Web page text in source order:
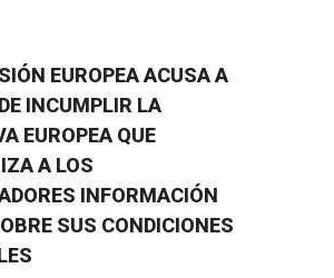
EUROPEA ACUSA A
INCUMPLIR LA
EUROPEA QUE
A LOS
INFORMACIÓN
SUS CONDICIONES